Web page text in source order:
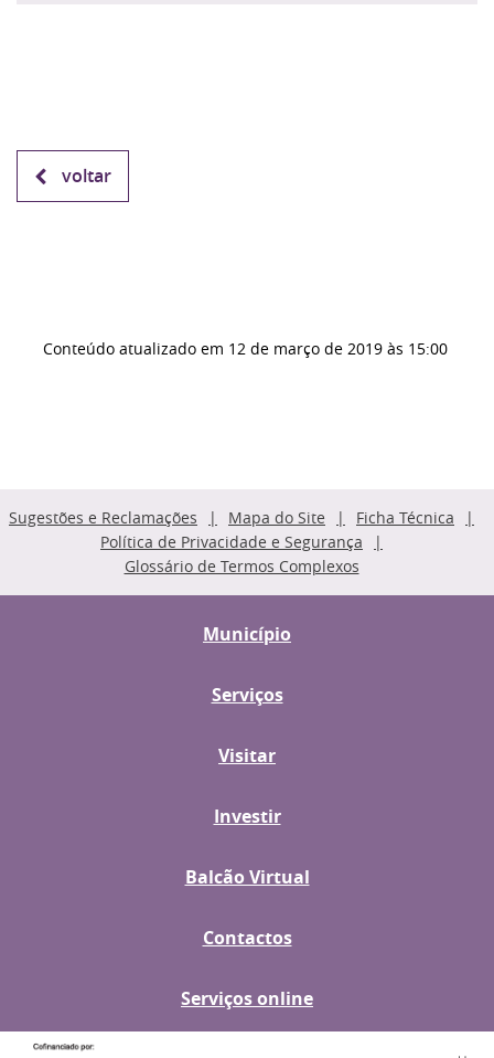
voltar
Conteúdo atualizado em 12 de março de 2019 às 15:00
Sugestões e Reclamações Mapa do Site
Ficha Técnica
Política de Privacidade e Segurança
Glossário de Termos Complexos
Município
Serviços
Visitar
Investir
Balcão Virtual
Contactos
Serviços online